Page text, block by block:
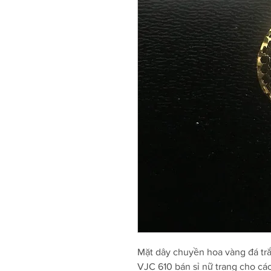
Mặt dây chuyền hoa vàng đá
VJC 610 bán sỉ nữ trang cho